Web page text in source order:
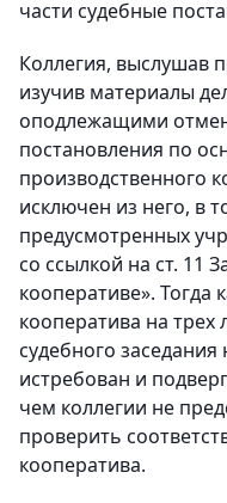
части судебные
Коллегия, выслушав
изучив материалы
оподлежащими
постановления по
производственного
исключен из него, в
предусмотренных
со ссылкой на ст. 11
кооперативе». Тогда
кооператива на трех
судебного
истребован и
чем коллегии не
проверить
кооператива.